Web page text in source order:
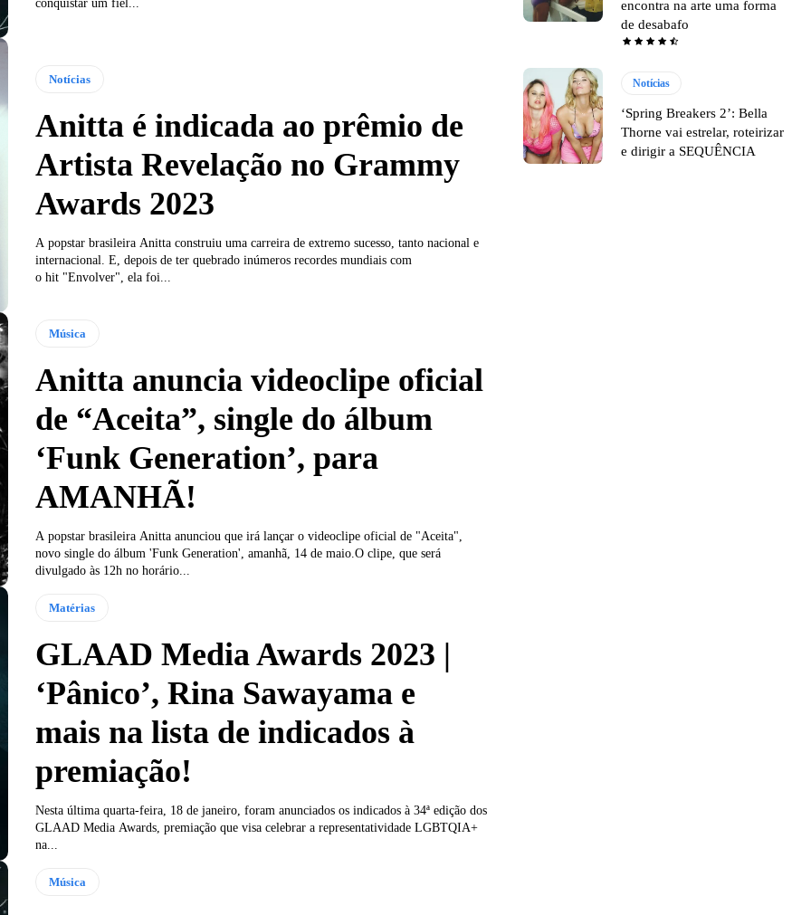
conquistar um fiel...
Notícias
Anitta é indicada ao prêmio de
Artista Revelação no Grammy
Awards 2023
A popstar brasileira Anitta construiu uma carreira de extremo sucesso, tanto nacional e
internacional. E, depois de ter quebrado inúmeros recordes mundiais com
o hit "Envolver", ela foi...
Música
Anitta anuncia videoclipe oficial
de “Aceita”, single do álbum
‘Funk Generation’, para
AMANHÃ!
A popstar brasileira Anitta anunciou que irá lançar o videoclipe oficial de "Aceita",
novo single do álbum 'Funk Generation', amanhã, 14 de maio.O clipe, que será
divulgado às 12h no horário...
Matérias
GLAAD Media Awards 2023 |
‘Pânico’, Rina Sawayama e
mais na lista de indicados à
premiação!
Nesta última quarta-feira, 18 de janeiro, foram anunciados os indicados à 34ª edição dos
GLAAD Media Awards, premiação que visa celebrar a representatividade LGBTQIA+
na...
Música
encontra na arte uma forma
de desabafo
Notícias
‘Spring Breakers 2’: Bella
Thorne vai estrelar, roteirizar
e dirigir a SEQUÊNCIA